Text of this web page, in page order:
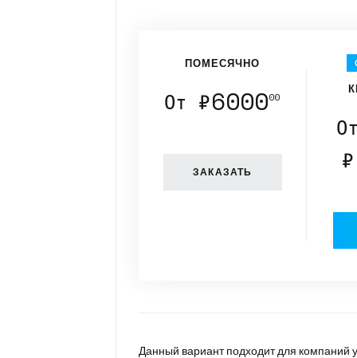
ПОМЕСЯЧНО
От ₽600000
ЗАКАЗАТЬ
₽
Данный вариант подходит для компаний